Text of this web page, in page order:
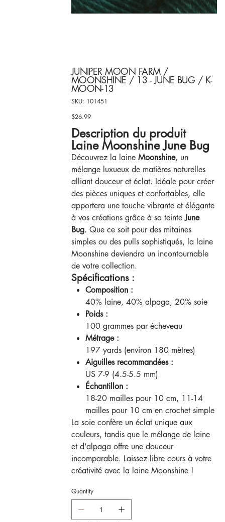
JUNIPER MOON FARM /
MOONSHINE / 13 - JUNE BUG / K-
MOON-13
SKU:
SKU
101451
101451
Price
$26.99
Description du produit
Laine Moonshine June Bug
Découvrez la laine Moonshine, un
mélange luxueux de matières naturelles
alliant douceur et éclat. Idéale pour créer
des pièces uniques et confortables, elle
apportera une touche vibrante et élégante
à vos créations grâce à sa teinteJune
Bug. Que ce soit pour des mitaines
simples ou des pulls sophistiqués, la laine
Moonshine deviendra un incontournable
de votre collection.
Spécifications :
Composition :
40% laine, 40% alpaga, 20% soie
Poids :
100 grammes par écheveau
Métrage :
197 yards (environ 180 mètres)
Aiguilles recommandées :
US 7-9 (4.5-5.5 mm)
Échantillon :
18-20 mailles pour 10 cm, 11-14
mailles pour 10 cm en crochet simple
La soie confère un éclat unique aux
couleurs, tandis que le mélange de laine
et d’alpaga offre une douceur
incomparable. Laissez libre cours à votre
créativité avec la laine Moonshine !
Quantity